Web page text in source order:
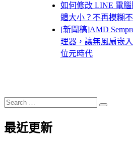
如何修改 LINE 電
體大小？不再模糊
[新聞稿]AMD
理器，讓無風扇嵌
位元時代
Search
for:
Search
最近更新